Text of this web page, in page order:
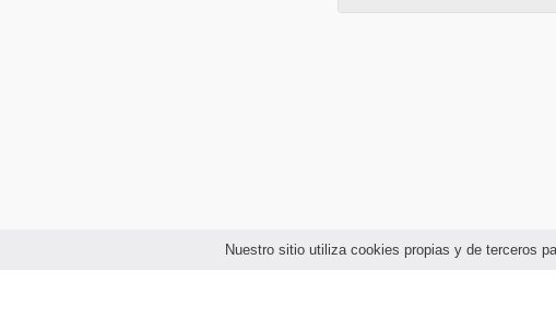
Nuestro sitio utiliza cookies propias y de terceros